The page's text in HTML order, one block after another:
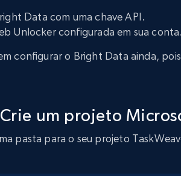
Data com uma chave API.
Unlocker configurada em sua conta.
configurar o Bright Data ainda,
Crie um projeto
pasta para o seu projeto